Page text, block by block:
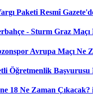
Paketi Resmî
- Sturm Graz
Avrupa Maçı Ne
Öğretmenlik Başvurusu
18 Ne Zaman Çıkacak?